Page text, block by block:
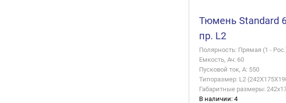
Тюмень Standard
пр. L2
Полярность: Прямая (1 -
Емкость, Ач: 60
Пусковой ток, А: 550
Типоразмер: L2
Габаритные размеры:
В наличии: 4